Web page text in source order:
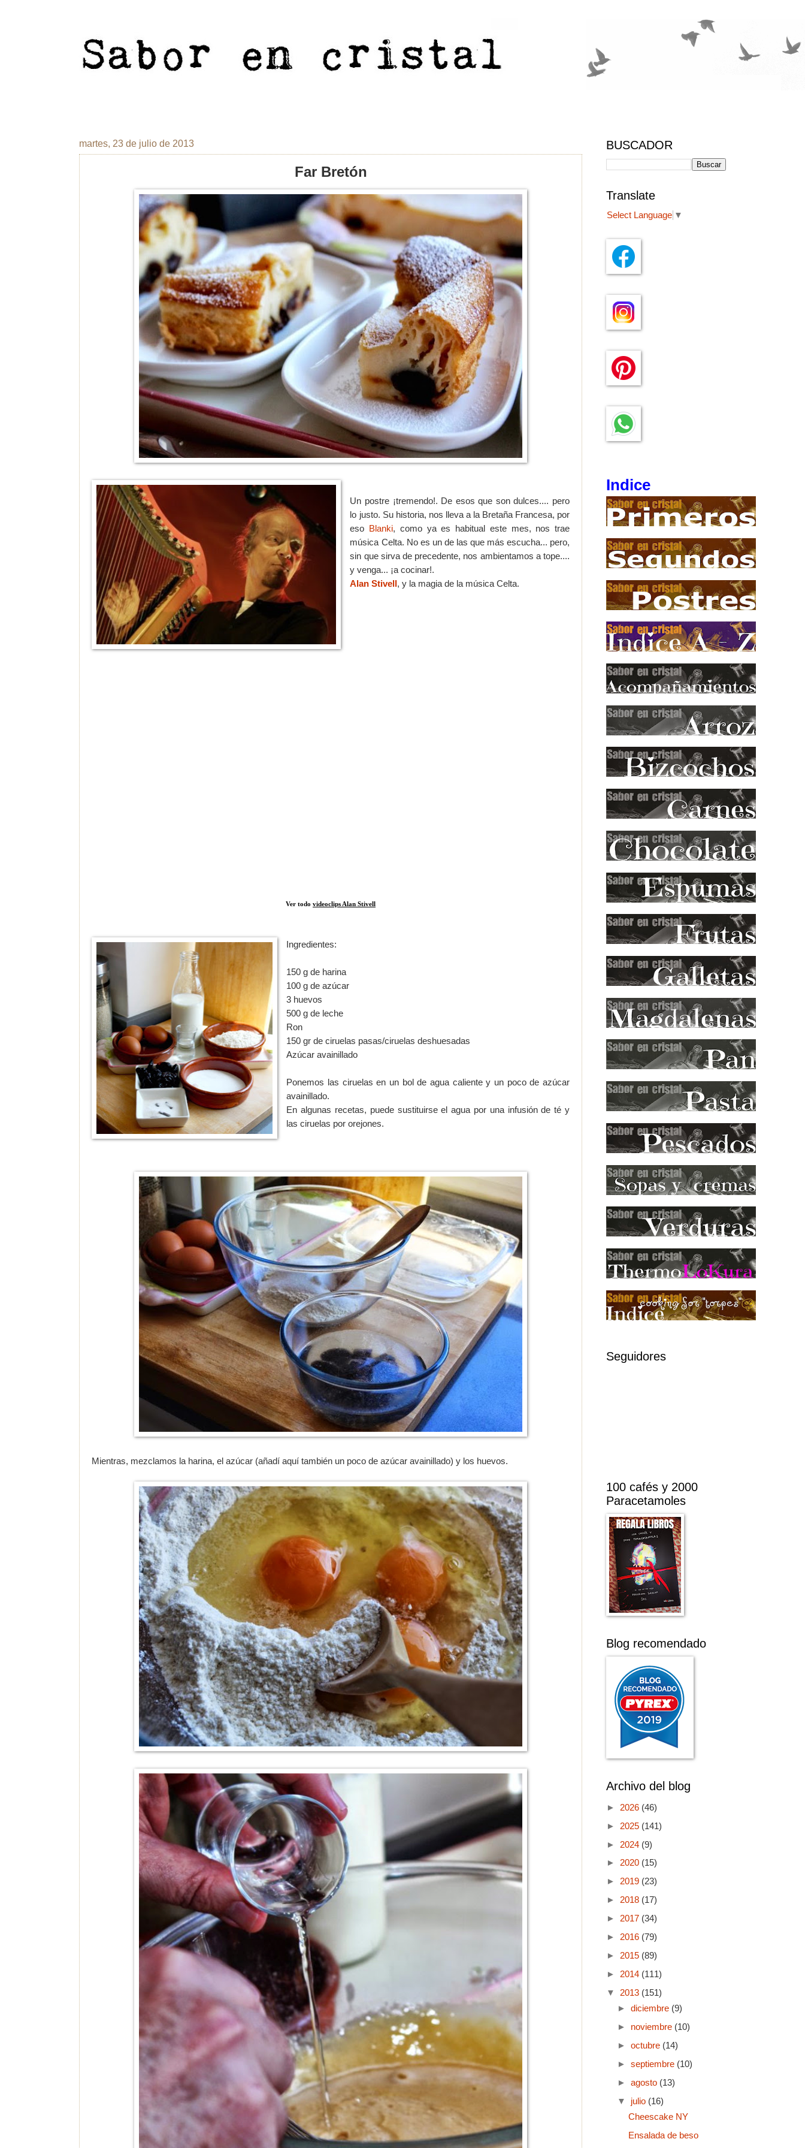
martes, 23 de julio de 2013
Far Bretón
Un postre ¡tremendo!. De esos que son dulces.... pero
lo justo. Su historia, nos lleva a la Bretaña Francesa, por
eso Blanki, como ya es habitual este mes, nos trae
música Celta. No es un de las que más escucha... pero,
sin que sirva de precedente, nos ambientamos a tope....
y venga... ¡a cocinar!.
Alan Stivell, y la magia de la música Celta.
Ver todo videoclips Alan Stivell
Ingredientes:
150 g de harina
100 g de azúcar
3 huevos
500 g de leche
Ron
150 gr de ciruelas pasas/ciruelas deshuesadas
Azúcar avainillado
Ponemos las ciruelas en un bol de agua caliente y un poco de azúcar
avainillado.
En algunas recetas, puede sustituirse el agua por una infusión de té y
las ciruelas por orejones.
Mientras, mezclamos la harina, el azúcar (añadí aquí también un poco de azúcar avainillado) y los huevos.
BUSCADOR
Translate
Select Language ▼
Indice
Seguidores
100 cafés y 2000
Paracetamoles
Blog recomendado
Archivo del blog
► 2026 (46)
► 2025 (141)
► 2024 (9)
► 2020 (15)
► 2019 (23)
► 2018 (17)
► 2017 (34)
► 2016 (79)
► 2015 (89)
► 2014 (111)
▼ 2013 (151)
► diciembre (9)
► noviembre (10)
► octubre (14)
► septiembre (10)
► agosto (13)
▼ julio (16)
Cheescake NY
Ensalada de beso